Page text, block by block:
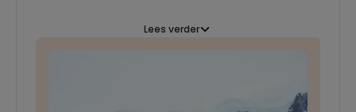
Lees verder